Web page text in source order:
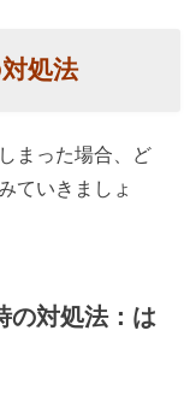
処法
まった場合、ど
ていきましょ
の対処法：は